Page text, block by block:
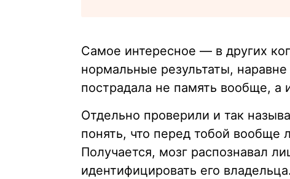
Самое интересное — в других
нормальные результаты,
пострадала не память вообще, а
Отдельно проверили и так
понять, что перед тобой вообще
Получается, мозг распознавал
идентифицировать его